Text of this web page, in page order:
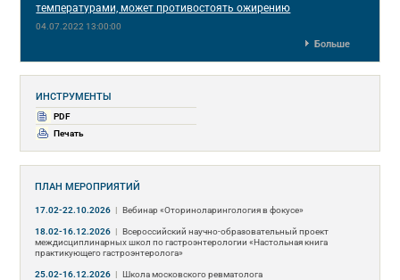
температурами, может противостоять ожирению
04.07.2022 13:00:00
Больше
ИНСТРУМЕНТЫ
PDF
Печать
ПЛАН МЕРОПРИЯТИЙ
17.02-22.10.2026 | Вебинар «Оториноларингология в фокусе»
18.02-16.12.2026 | Всероссийский научно-образовательный проект
междисциплинарных школ по гастроэнтерологии «Настольная книга
практикующего гастроэнтеролога»
25.02-16.12.2026 | Школа московского ревматолога